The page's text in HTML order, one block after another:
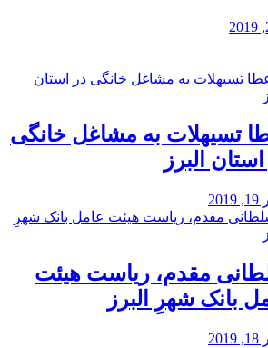
تسیهلات به مشاغل خانگی
البرز
مقدم، ریاست هیئت
بانک شهرِ البرز